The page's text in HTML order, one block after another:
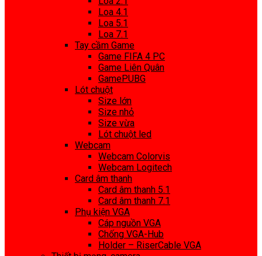
Loa 4.1
Loa 5.1
Loa 7.1
Tay cầm Game
Game FIFA 4 PC
Game Liên Quân
GamePUBG
Lót chuột
Size lớn
Size nhỏ
Size vừa
Lót chuột led
Webcam
Webcam Colorvis
Webcam Logitech
Card âm thanh
Card âm thanh 5.1
Card âm thanh 7.1
Phụ kiện VGA
Cáp nguồn VGA
Chống VGA-Hub
Holder – RiserCable VGA